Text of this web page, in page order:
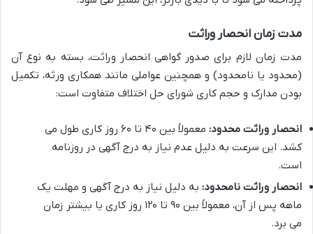
مدت زمان انحصار وراثت
مدت زمان لازم برای صدور گواهی انحصار وراثت، بسته به نوع آن
(محدود یا نامحدود) و همچنین عواملی مانند همکاری ورثه، تکمیل
بودن مدارک و حجم کاری شورای حل اختلاف متفاوت است:
انحصار وراثت محدود:
معمولاً بین ۴۰ تا ۶۰ روز کاری طول می
کشد. این سرعت به دلیل عدم نیاز به درج آگهی در روزنامه
است.
انحصار وراثت نامحدود: به دلیل نیاز به درج آگهی و مهلت یک
ماهه پس از آن، معمولاً بین ۹۰ تا ۱۲۰ روز کاری یا بیشتر زمان
می برد.